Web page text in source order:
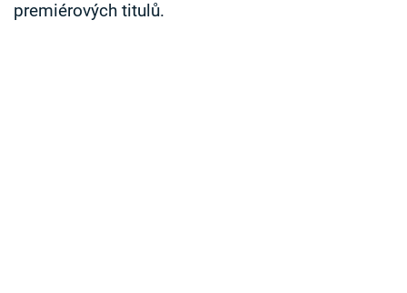
premiérových titulů.